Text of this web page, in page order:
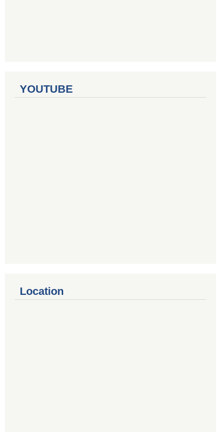
YOUTUBE
Location